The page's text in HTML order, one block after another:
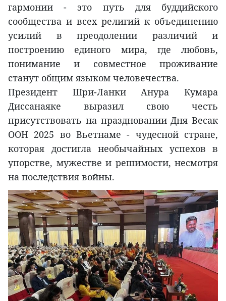
гармонии - это путь для буддийского
сообщества и всех религий к объединению
усилий в преодолении различий и
построению единого мира, где любовь,
понимание и совместное проживание
станут общим языком человечества.
Президент Шри-Ланки Анура Кумара
Диссанаяке выразил свою честь
присутствовать на праздновании Дня Весак
ООН 2025 во Вьетнаме - чудесной стране,
которая достигла необычайных успехов в
упорстве, мужестве и решимости, несмотря
на последствия войны.